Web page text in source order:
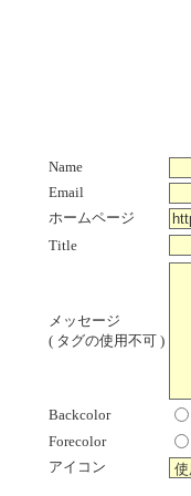
Name
Email
ホームページ
Title
メッセージ
( タグの使用不可 )
Backcolor
Forecolor
アイコン